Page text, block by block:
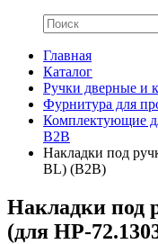
Главная
Каталог
Ручки дверные и
Фурнитура для
Комплектующие
B2B
Накладки под
BL) (B2B)
Накладки под
(для HP-